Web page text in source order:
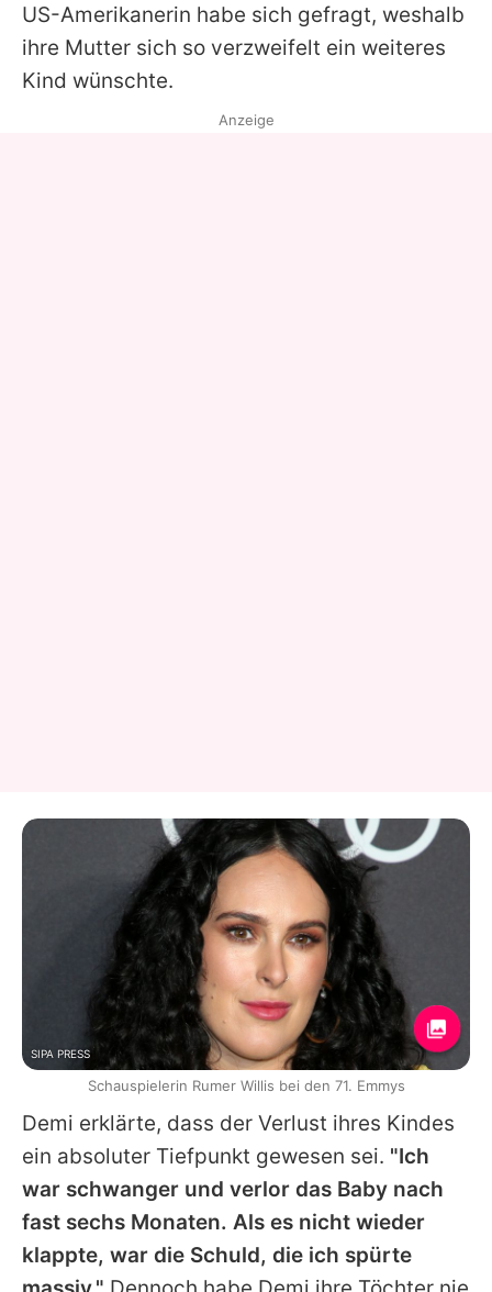
US-Amerikanerin habe sich gefragt, weshalb
ihre Mutter sich so verzweifelt ein weiteres
Kind wünschte.
Demi erklärte, dass der Verlust ihres Kindes
ein absoluter Tiefpunkt gewesen sei. "Ich
war schwanger und verlor das Baby nach
fast sechs Monaten. Als es nicht wieder
klappte, war die Schuld, die ich spürte
Anzeige
SIPA PRESS
Schauspielerin Rumer Willis bei den 71. Emmys